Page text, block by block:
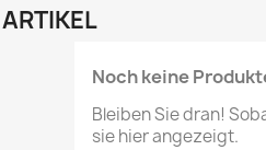
Noch keine
Bleiben Sie dran!
sie hier angezeigt.